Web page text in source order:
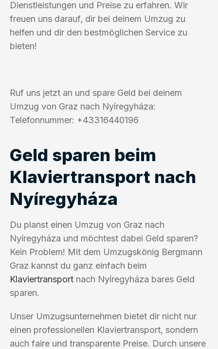
Dienstleistungen und Preise zu erfahren. Wir
freuen uns darauf, dir bei deinem Umzug zu
helfen und dir den bestmöglichen Service zu
bieten!
Ruf uns jetzt an und spare Geld bei deinem
Umzug von Graz nach Nyíregyháza:
Telefonnummer: +43316440196
Geld sparen beim
Klaviertransport nach
Nyíregyháza
Du planst einen Umzug von Graz nach
Nyíregyháza und möchtest dabei Geld sparen?
Kein Problem! Mit dem Umzugskönig Bergmann
Graz kannst du ganz einfach beim
Klaviertransport nach Nyíregyháza bares Geld
sparen.
Unser Umzugsunternehmen bietet dir nicht nur
einen professionellen Klaviertransport, sondern
auch faire und transparente Preise. Durch unsere